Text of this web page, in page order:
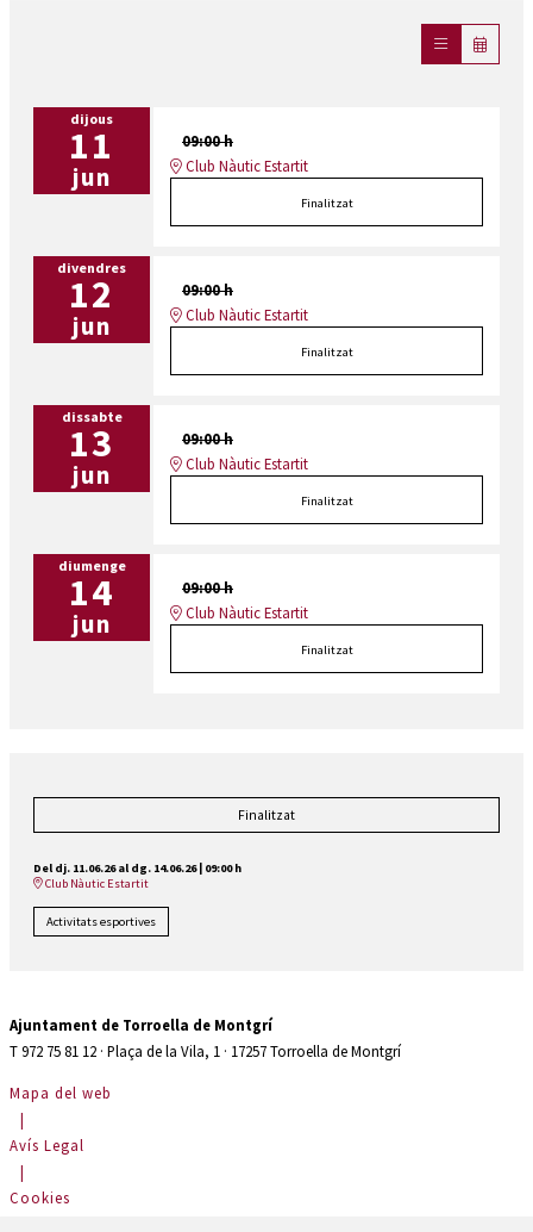
dijous
11
jun
09:00 h
Club Nàutic Estartit
Finalitzat
divendres
12
jun
09:00 h
Club Nàutic Estartit
Finalitzat
dissabte
13
jun
09:00 h
Club Nàutic Estartit
Finalitzat
diumenge
14
jun
09:00 h
Club Nàutic Estartit
Finalitzat
Finalitzat
Del dj. 11.06.26al dg. 14.06.26| 09:00 h
Club Nàutic Estartit
Activitats esportives
Ajuntament de Torroella de Montgrí
T 972 75 81 12 · Plaça de la Vila, 1 · 17257 Torroella de Montgrí
Mapa del web
|
Avís Legal
|
Cookies